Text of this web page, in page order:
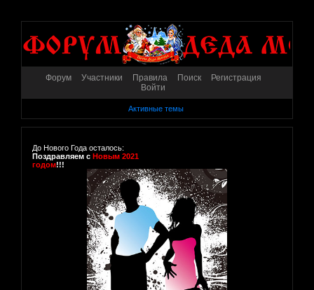
Форум Участники Правила Поиск
Регистрация
Войти
Активные темы
До Нового Года осталось:
Поздравляем с Новым 2021
годом!!!